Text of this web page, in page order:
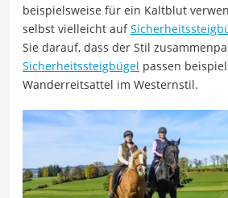
beispielsweise für ein Kaltblut
selbst vielleicht auf
Sie darauf, dass der Stil
Sicherheitssteigbügel passen
Wanderreitsattel im Westernstil.